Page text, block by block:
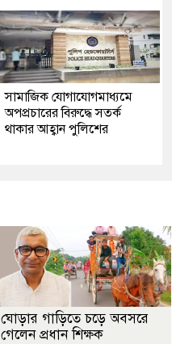
সামাজিক যোগাযোগমাধ্যমে
অপপ্রচারের বিরুদ্ধে সতর্ক
থাকার আহ্বান পুলিশের
ঘোড়ার গাড়িতে চড়ে অবসরে
গেলেন প্রধান শিক্ষক